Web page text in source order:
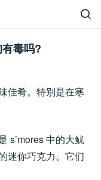
毒吗?
佳肴。特别是在寒
s’mores 中的大鱿
迷你巧克力。它们